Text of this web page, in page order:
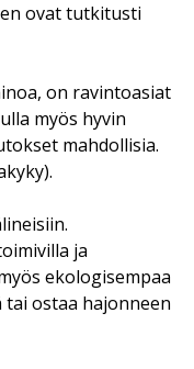
ovat tutkitusti
on ravintoasiat
myös hyvin
mahdollisia.
ja
ekologisempaa
ostaa hajonneen